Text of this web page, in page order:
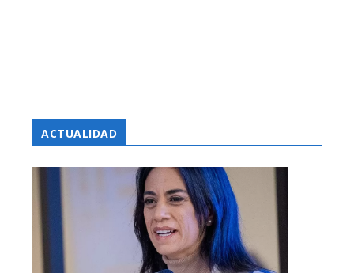
ACTUALIDAD